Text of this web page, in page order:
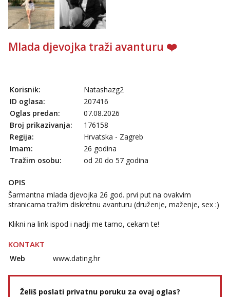
Tel:064/677-677- Kod: #119
tel:0,93€ - mob:1,12€ min
Obavijesti me kada se oslobodi
Vanesa
Čekam tvoj poziv!
Tel: 064/677-677- Kod: #123
Anđela
Čekam tvoj poziv!
Mlada djevojka traži avanturu ❤️
Korisnik:
Natashazg2
ID oglasa:
207416
Oglas predan:
07.08.2026
Broj prikazivanja:
176158
Regija:
Hrvatska - Zagreb
Imam:
26 godina
Tražim osobu:
od 20 do 57 godina
OPIS
Šarmantna mlada djevojka 26 god. prvi put na ovakvim
stranicama tražim diskretnu avanturu (druženje, maženje, sex :)
Klikni na link ispod i nadji me tamo, cekam te!
KONTAKT
Web www.dating.hr
Želiš poslati privatnu poruku za ovaj oglas?